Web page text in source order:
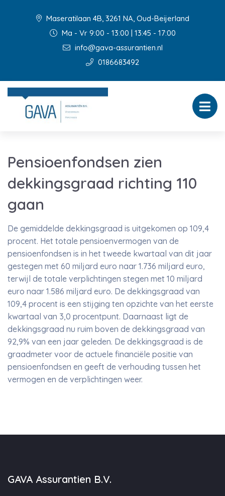
Maseratilaan 4B, 3261 NA, Oud-Beijerland
Ma - Vr 9:00 - 13:00 | 13:45 - 17:00
info@gava-assurantien.nl
0186683492
Pensioenfondsen zien
dekkingsgraad richting 110
gaan
De gemiddelde dekkingsgraad is uitgekomen op 109,4
procent. Het totale pensioenvermogen van de
pensioenfondsen is in het tweede kwartaal van dit jaar
gestegen met 60 miljard euro naar 1.736 miljard euro,
terwijl de totale verplichtingen stegen met 10 miljard
euro naar 1.586 miljard euro. De dekkingsgraad van
109,4 procent is een stijging ten opzichte van het eerste
kwartaal van 3,0 procentpunt. Daarnaast ligt de
dekkingsgraad nu ruim boven de dekkingsgraad van
92,9% van een jaar geleden. De dekkingsgraad is de
graadmeter voor de actuele financiële positie van
pensioenfondsen en geeft de verhouding tussen het
vermogen en de verplichtingen weer.
GAVA Assurantien B.V.